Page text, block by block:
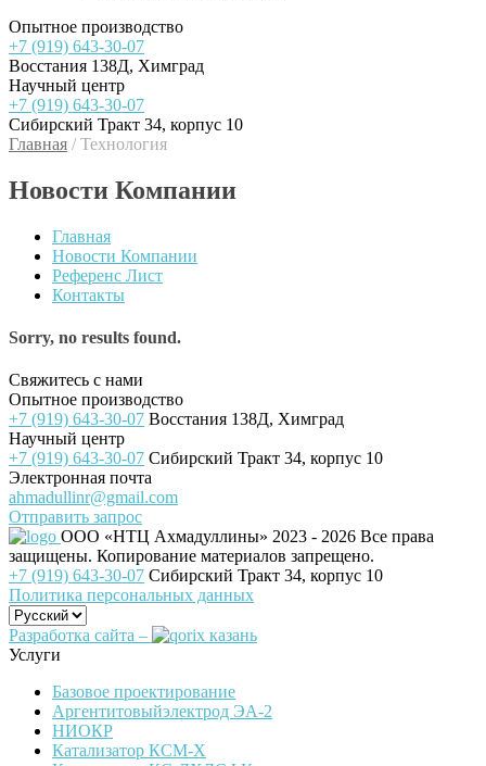
Опытное производство
+7 (919) 643-30-07
Восстания 138Д, Химград
Научный центр
+7 (919) 643-30-07
Сибирский Тракт 34, корпус 10
Главная /Технология
Новости Компании
Главная
Новости Компании
Референс Лист
Контакты
Sorry, no results found.
Свяжитесь с нами
Опытное производство
+7 (919) 643-30-07 Восстания 138Д, Химград
Научный центр
+7 (919) 643-30-07 Сибирский Тракт 34, корпус 10
Электронная почта
ahmadullinr@gmail.com
Отправить запрос
ООО «НТЦ Ахмадуллины» 2023 - 2026 Все права
защищены. Копирование материалов запрещено.
+7 (919) 643-30-07 Сибирский Тракт 34, корпус 10
Политика персональных данных
Разработка сайта –
Услуги
Базовое проектирование
Аргентитовыйэлектрод ЭА-2
НИОКР
Катализатор КСМ-Х